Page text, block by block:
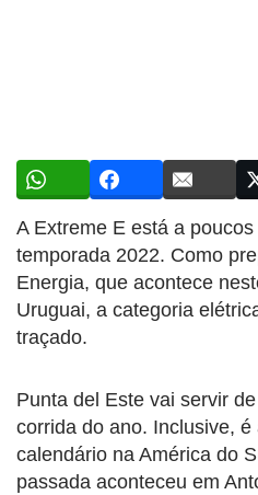
A Extreme E está a
temporada 2022. Como
Energia, que acontece
Uruguai, a categoria
traçado.
Punta del Este vai servir
corrida do ano. Inclusive,
calendário na América do
passada aconteceu em